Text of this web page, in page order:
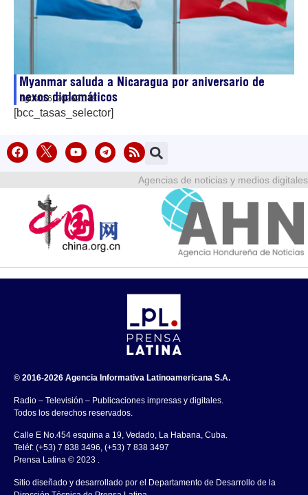
Myanmar saluda a Nicaragua por aniversario de
nexos diplomáticos
agosto 6, 202621:49
[bcc_tasas_selector]
Agencias de noticias y medios digitales
© 2016-2026 Agencia Informativa Latinoamericana S.A.
Radio – Televisión – Publicaciones impresas y digitales.
Todos los derechos reservados.
Calle E No.454 esquina a 19, Vedado, La Habana, Cuba.
Teléf: (+53) 7 838 3496, (+53) 7 838 3497
Prensa Latina © 2023 .
Sitio diseñado y desarrollado por el Departamento de Desarrollo de la